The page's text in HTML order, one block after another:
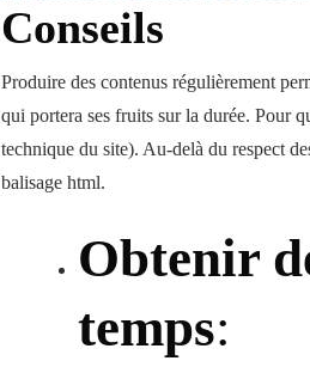
Conseils
Produire des contenus régulièrement
qui portera ses fruits sur la durée. Pour
technique du site). Au-delà du respect
balisage html.
Obtenir
temps: